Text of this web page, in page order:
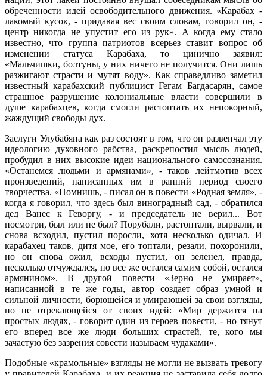
обреченности идей освободительного движения. «Карабах -
лакомый кусок, - придавая вес своим словам, говорил он, -
центр никогда не упустит его из рук». А когда ему стало
известно, что группа патриотов всерьез ставит вопрос об
изменении статуса Карабаха, то цинично заявил:
«Мальчишки, болтуны, у них ничего не получится. Они лишь
разжигают страсти и мутят воду». Как справедливо заметил
известный карабахский публицист Гегам Багдасарян, самое
страшное разрушение колониальные власти совершили в
душе карабахцев, когда смогли растоптать их непокорный,
жаждущий свободы дух.
Заслуги Улубабяна как раз состоят в том, что он развенчал эту
идеологию духовного рабства, раскрепостил мысль людей,
пробудил в них высокие идеи национального самосознания.
«Останемся людьми и армянами», - таков лейтмотив всех
произведений, написанных им в ранний период своего
творчества. «Помнишь, - писал он в повести «Родная земля», -
когда я говорил, что здесь был виноградный сад, - обратился
дед Ванес к Геворгу, - и председатель не верил... Вот
посмотри, был или не был? Порубали, растоптали, вырвали, и
снова всходил, пустил поросли, хотя несколько одичал. И
карабахец таков, дитя мое, его топтали, резали, похоронили,
но он снова ожил, всходы пустил, он зеленел, правда,
несколько отчуждался, но все же остался самим собой, остался
армянином». В другой повести «Зерно не умирает»,
написанной в те же годы, автор создает образ умной и
сильной личности, борющейся и умирающей за свои взгляды,
но не отрекающейся от своих идей: «Мир держится на
простых людях, - говорит один из героев повести, - но тянут
его вперед все же люди больших страстей, те, кого мы
зачастую без зазрения совести называем чудаками».
Подобные «крамольные» взгляды не могли не вызвать тревогу